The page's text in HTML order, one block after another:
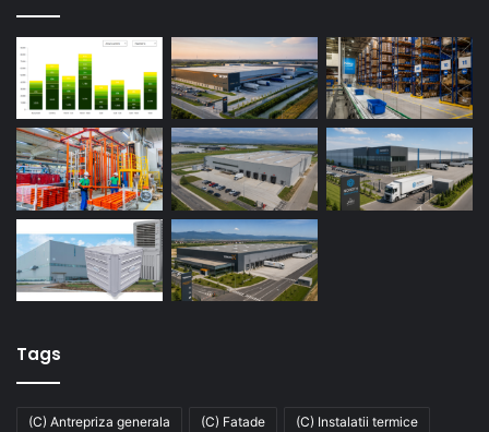
Tags
(C) Antrepriza generala (C) Fatade (C) Instalatii termice